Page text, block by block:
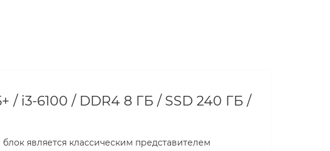
i3-6100 / DDR4 8 ГБ / SSD 240 ГБ /
является классическим представителем